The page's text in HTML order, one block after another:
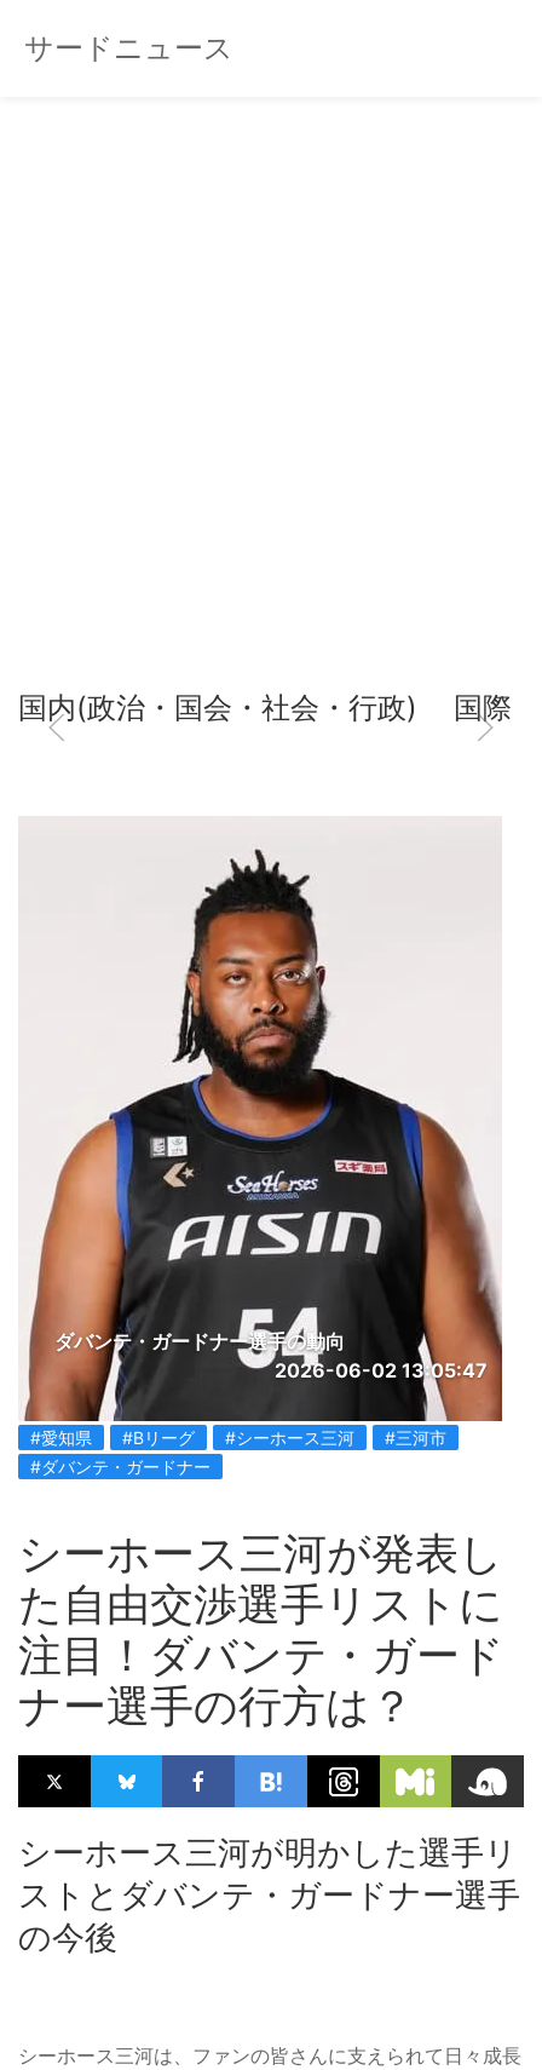
サードニュース
国内(政治・国会・社会・行政) 国際
ダバンテ・ガードナー選手の動向
2026-06-02 13:05:47
#愛知県 #Bリーグ #シーホース三河
#三河市
#ダバンテ・ガードナー
シーホース三河が発表し
た自由交渉選手リストに
注目！ダバンテ・ガード
ナー選手の行方は？
シーホース三河が明かした選手リ
ストとダバンテ・ガードナー選手
の今後
シーホース三河は、ファンの皆さんに支えられて日々成長